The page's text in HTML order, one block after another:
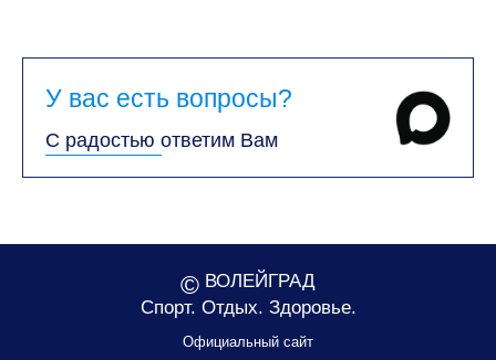
У вас есть вопросы?
С радостью ответим Вам
© ВОЛЕЙГРАД
Спорт. Отдых. Здоровье.
Официальный сайт